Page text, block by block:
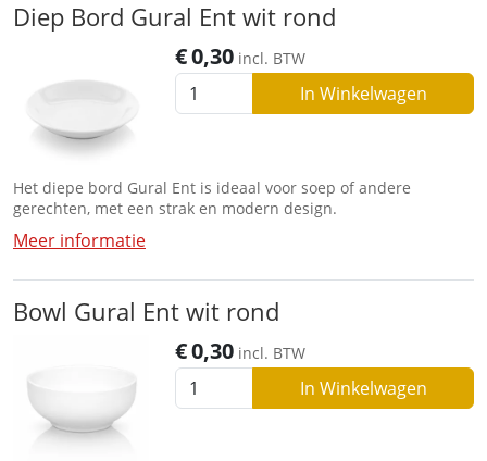
Diep Bord Gural Ent wit rond
€0,30 incl. BTW
In Winkelwagen
Het diepe bord Gural Ent is ideaal voor soep of andere
gerechten, met een strak en modern design.
Meer informatie
Bowl Gural Ent wit rond
€0,30 incl. BTW
In Winkelwagen